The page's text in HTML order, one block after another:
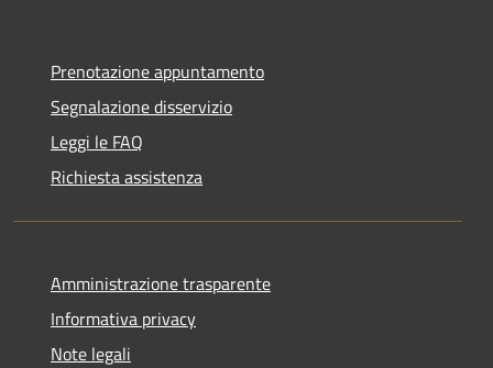
Prenotazione appuntamento
Segnalazione disservizio
Leggi le FAQ
Richiesta assistenza
Amministrazione trasparente
Informativa privacy
Note legali